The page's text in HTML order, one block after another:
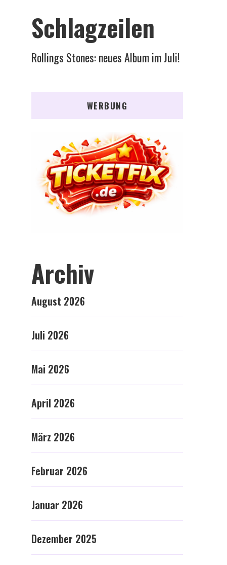
Schlagzeilen
Rollings Stones: neues Album im Juli!
WERBUNG
Archiv
August 2026
Juli 2026
Mai 2026
April 2026
März 2026
Februar 2026
Januar 2026
Dezember 2025